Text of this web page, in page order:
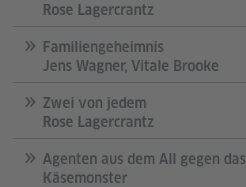
Rose Lagercrantz
Familiengeheimnis
Jens ​​Wagner, Vitale Brooke
Zwei von jedem
Rose ​​Lagercrantz
Agenten aus dem All gegen das
Käsemonster